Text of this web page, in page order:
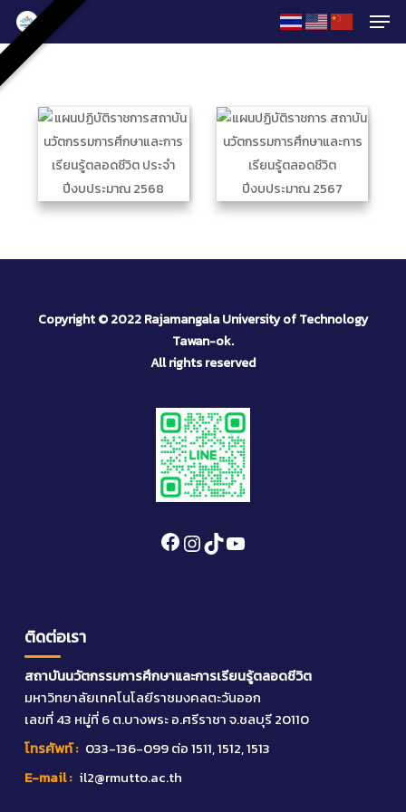
Skip
main
content
Copyright © 2022 Rajamangala University of Technology
Tawan-ok.
All rights reserved
Facebook
Instagram
TikTok
ติดต่อเรา
สถาบันนวัตกรรมการศึกษาและการเรียนรู้ตลอดชีวิต
มหาวิทยาลัยเทคโนโลยีราชมงคลตะวันออก
เลขที่ 43 หมู่ที่ 6 ต.บางพระ อ.ศรีราชา จ.ชลบุรี 20110
โทรศัพท์ : 033-136-099ต่อ 1511, 1512, 1513
E-mail : il2@rmutto.ac.th